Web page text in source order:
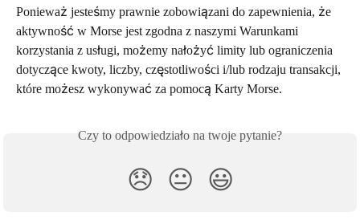
Ponieważ jesteśmy prawnie zobowiązani do zapewnienia, że
aktywność w Morse jest zgodna z naszymi Warunkami
korzystania z usługi, możemy nałożyć limity lub ograniczenia
dotyczące kwoty, liczby, częstotliwości i/lub rodzaju transakcji,
które możesz wykonywać za pomocą Karty Morse.
Czy to odpowiedziało na twoje pytanie?
😞 😐 😃